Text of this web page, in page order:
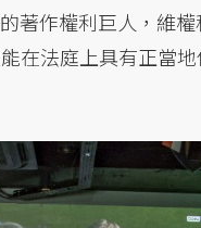
著作權利巨人，維
在法庭上具有正當